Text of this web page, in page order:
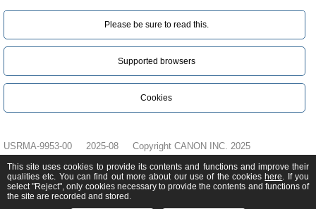
Please be sure to read this.‎
Supported browsers
Cookies
USRMA-9953-00 2025-08 Copyright CANON INC. 2025
This site uses cookies to provide its contents and functions and improve their
qualities etc. You can find out more about our use of the cookies here. If you
select "Reject", only cookies necessary to provide the contents and functions of
the site are recorded and stored.